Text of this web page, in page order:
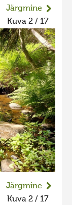
Järgmine
Kuva 2 / 17
Järgmine
Kuva 2 / 17